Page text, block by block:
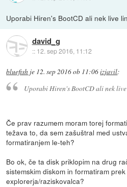
Uporabi Hiren's BootCD ali nek live
david_g
:: 12. sep 2016, 11:12
bluefish je 12. sep 2016 ob 11:06izjavil:
Uporabi Hiren's BootCD ali nek
Če prav razumem moram torej
težava to, da sem zašuštral med
formatiranjem le-teh?
Bo ok, če ta disk priklopim na drug
sistemskim diskom in formatiram
explorerja/raziskovalca?